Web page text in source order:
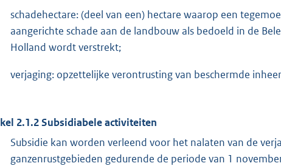
schadehectare: (deel van een) hectare waarop een
aangerichte schade aan de landbouw als bedoeld in de
Holland wordt verstrekt;
verjaging: opzettelijke verontrusting van beschermde
2.1.2 Subsidiabele activiteiten
Subsidie kan worden verleend voor het nalaten van de
ganzenrustgebieden gedurende de periode van 1